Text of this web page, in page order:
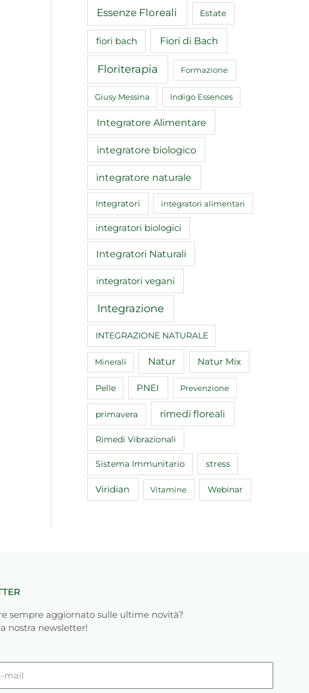
Essenze Floreali Estate
fiori bach Fiori di Bach
Floriterapia Formazione
Giusy Messina Indigo Essences
Integratore Alimentare
integratore biologico
integratore naturale
Integratori integratori alimentari
integratori biologici
Integratori Naturali
integratori vegani
Integrazione
INTEGRAZIONE NATURALE
Minerali Natur Natur Mix
Pelle PNEI Prevenzione
primavera rimedi floreali
Rimedi Vibrazionali
Sistema Immunitario stress
Viridian Vitamine Webinar
sempre aggiornato sulle ultime novità?
nostra newsletter!